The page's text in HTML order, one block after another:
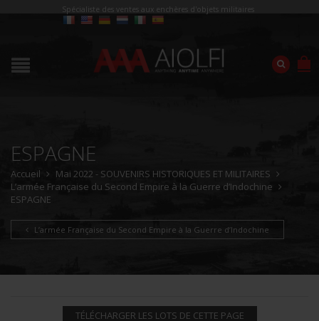
Spécialiste des ventes aux enchères d'objets militaires
ESPAGNE
Accueil
Mai 2022 - SOUVENIRS HISTORIQUES ET MILITAIRES
L’armée Française du Second Empire à la Guerre d’Indochine
ESPAGNE
L’armée Française du Second Empire à la Guerre d’Indochine
TÉLÉCHARGER LES LOTS DE CETTE PAGE